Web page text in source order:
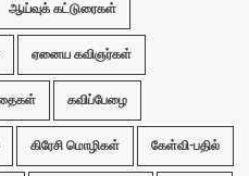
ஆய்வுக் கட்டுரைகள்
ஏனைய கவிஞர்கள்
கவிப்பேழை
கிரேசி மொழிகள் கேள்வி-பதில்